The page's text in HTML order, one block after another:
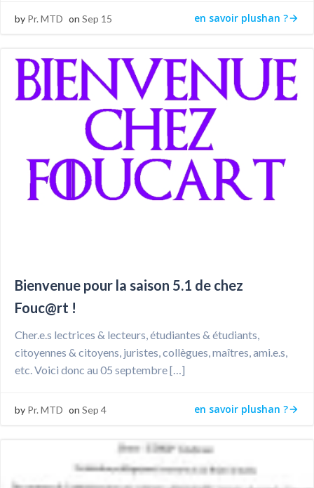
by Pr. MTD on Sep 15 en savoir plushan ?
Bienvenue pour la saison 5.1 de chez
Fouc@rt !
Cher.e.s lectrices & lecteurs, étudiantes & étudiants,
citoyennes & citoyens, juristes, collègues, maîtres, ami.e.s,
etc. Voici donc au 05 septembre […]
by Pr. MTD on Sep 4 en savoir plushan ?